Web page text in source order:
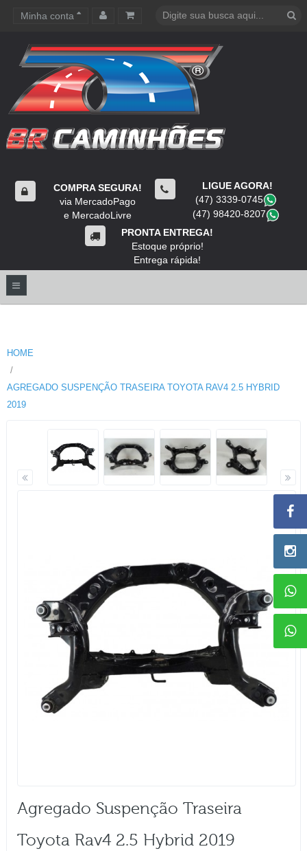
Minha conta
COMPRA SEGURA!
via MercadoPago
e MercadoLivre
LIGUE AGORA!
(47) 3339-0745
(47) 98420-8207
PRONTA ENTREGA!
Estoque próprio!
Entrega rápida!
HOME
AGREGADO SUSPENÇÃO TRASEIRA TOYOTA RAV4 2.5 HYBRID
2019
Agregado Suspenção Traseira
Toyota Rav4 2.5 Hybrid 2019